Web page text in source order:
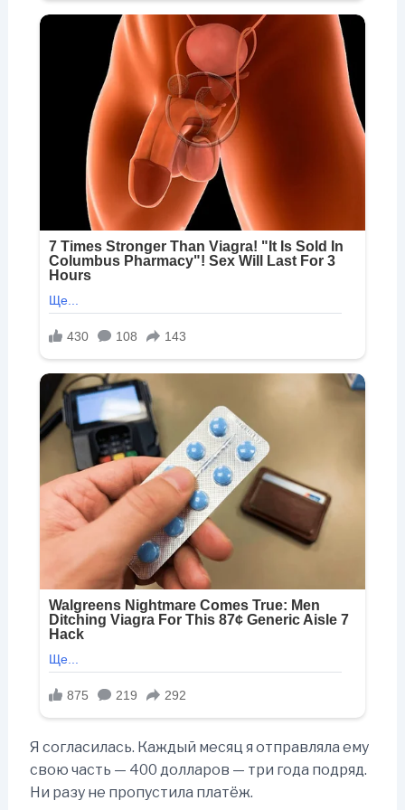
Я согласилась. Каждый месяц я отправляла ему
свою часть — 400 долларов — три года подряд.
Ни разу не пропустила платёж.